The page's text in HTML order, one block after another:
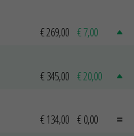
€ 269,00 € 7,00
€ 345,00 € 20,00
€ 134,00 € 0,00